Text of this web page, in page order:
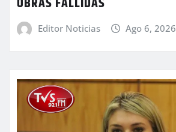
Editor Noticias Ago 6, 2026